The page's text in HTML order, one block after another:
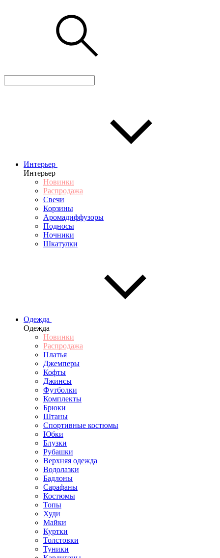
Интерьер
Интерьер
Новинки
Распродажа
Свечи
Корзины
Аромадиффузоры
Подносы
Ночники
Шкатулки
Одежда
Одежда
Новинки
Распродажа
Платья
Джемперы
Кофты
Джинсы
Футболки
Комплекты
Брюки
Штаны
Спортивные костюмы
Юбки
Блузки
Рубашки
Верхняя одежда
Водолазки
Бадлоны
Сарафаны
Костюмы
Топы
Худи
Майки
Куртки
Толстовки
Туники